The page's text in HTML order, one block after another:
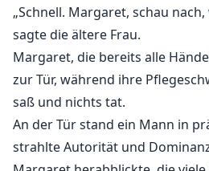
„Schnell. Margaret, schau
sagte die ältere Frau.
Margaret, die bereits alle
zur Tür, während ihre
saß und nichts tat.
An der Tür stand ein Mann in
strahlte Autorität und